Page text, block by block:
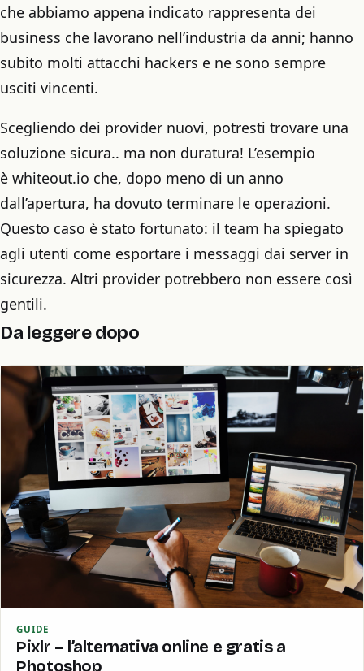
che abbiamo appena indicato rappresenta dei
business che lavorano nell’industria da anni; hanno
subito molti attacchi hackers e ne sono sempre
usciti vincenti.
Scegliendo dei provider nuovi, potresti trovare una
soluzione sicura.. ma non duratura! L’esempio
è whiteout.io che, dopo meno di un anno
dall’apertura, ha dovuto terminare le operazioni.
Questo caso è stato fortunato: il team ha spiegato
agli utenti come esportare i messaggi dai server in
sicurezza. Altri provider potrebbero non essere così
gentili.
Da leggere dopo
GUIDE
Pixlr – l’alternativa online e gratis a
Photoshop